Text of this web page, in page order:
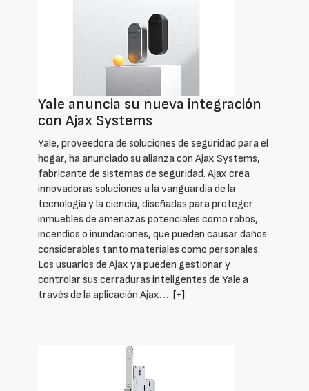
Yale anuncia su nueva integración
con Ajax Systems
Yale, proveedora de soluciones de seguridad para el
hogar, ha anunciado su alianza con Ajax Systems,
fabricante de sistemas de seguridad. Ajax crea
innovadoras soluciones a la vanguardia de la
tecnología y la ciencia, diseñadas para proteger
inmuebles de amenazas potenciales como robos,
incendios o inundaciones, que pueden causar daños
considerables tanto materiales como personales.
Los usuarios de Ajax ya pueden gestionar y
controlar sus cerraduras inteligentes de Yale a
través de la aplicación Ajax. … [+]